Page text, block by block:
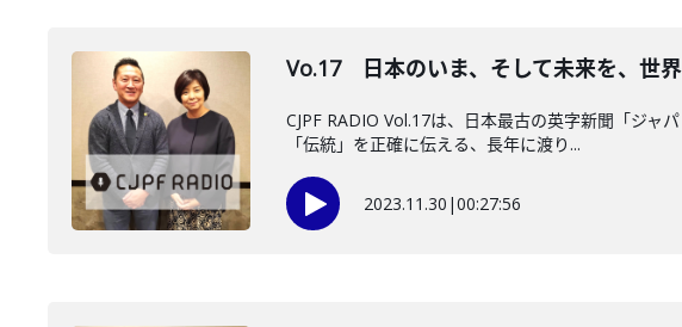
Vo.17 日本のいま、そして未来を、世
CJPF RADIO Vol.17は、日本最古の英字新聞「ジャ
「伝統」を正確に伝える、長年に渡り...
2023.11.30 |00:27:56